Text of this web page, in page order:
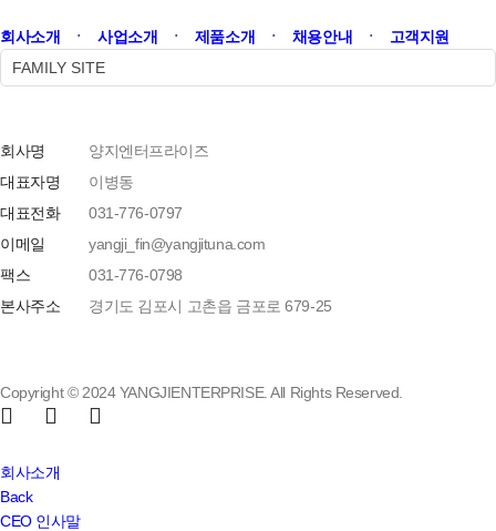
회사소개 ㆍ 사업소개 ㆍ 제품소개 ㆍ 채용안내 ㆍ
고객지원
FAMILY SITE
회사명
양지엔터프라이즈
대표자명
이병동
대표전화
031-776-0797
이메일
yangji_fin@yangjituna.com
팩스
031-776-0798
본사주소
경기도 김포시 고촌읍 금포로 679-25
Copyright © 2024 YANGJIENTERPRISE. All Rights Reserved.
Close
Menu
회사소개
Back
CEO 인사말